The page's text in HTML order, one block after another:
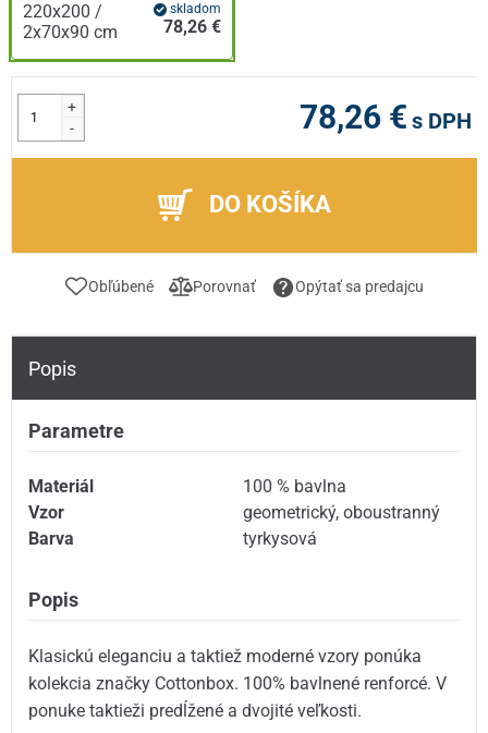
220x200 /
2x70x90 cm
skladom
78,26 €
+
-
78,26 € s DPH
DO KOŠÍKA
Obľúbené Porovnať Opýtať sa predajcu
Popis
Parametre
Materiál
100 % bavlna
Vzor
geometrický,oboustranný
Barva
tyrkysová
Popis
Klasickú eleganciu a taktiež moderné vzory ponúka
kolekcia značky Cottonbox. 100% bavlnené renforcé. V
ponuke taktieži predĺžené a dvojité veľkosti.